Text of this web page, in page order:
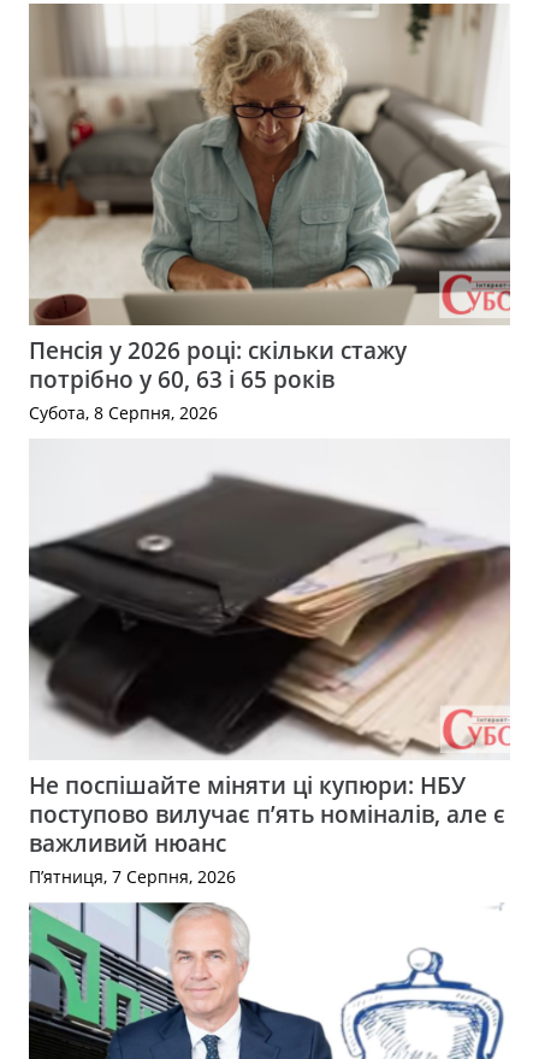
Пенсія у 2026 році: скільки стажу
потрібно у 60, 63 і 65 років
Субота, 8 Серпня, 2026
Не поспішайте міняти ці купюри: НБУ
поступово вилучає п’ять номіналів, але є
важливий нюанс
П’ятниця, 7 Серпня, 2026